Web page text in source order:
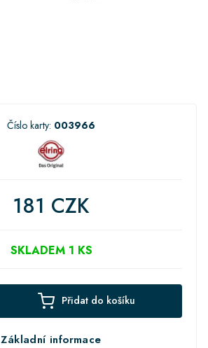
Číslo karty: 003966
181 CZK
SKLADEM 1 KS
Přidat do košíku
Základní informace